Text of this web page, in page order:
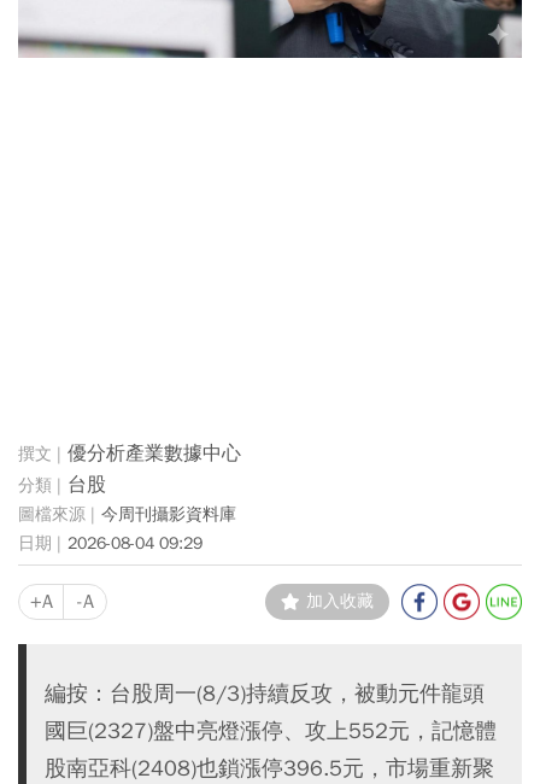
優分析產業數據中心
台股
今周刊攝影資料庫
2026-08-04 09:29
+A -A 加入收藏
編按：台股周一(8/3)持續反攻，被動元件龍頭
國巨(2327)盤中亮燈漲停、攻上552元，記憶體
股南亞科(2408)也鎖漲停396.5元，市場重新聚